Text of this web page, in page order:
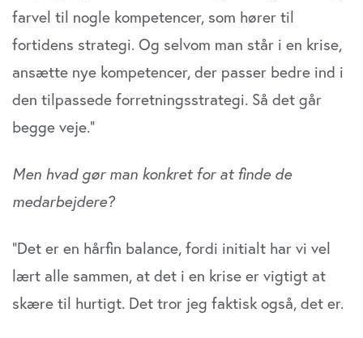
farvel til nogle kompetencer, som hører til
fortidens strategi. Og selvom man står i en krise,
ansætte nye kompetencer, der passer bedre ind i
den tilpassede forretningsstrategi. Så det går
begge veje.”
Men hvad gør man konkret for at finde de
medarbejdere?
”Det er en hårfin balance, fordi initialt har vi vel
lært alle sammen, at det i en krise er vigtigt at
skære til hurtigt. Det tror jeg faktisk også, det er.